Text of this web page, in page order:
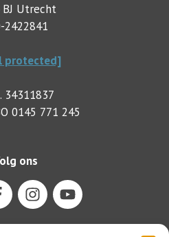
BJ Utrecht
2422841
protected]
34311837
0145 771 245
ons